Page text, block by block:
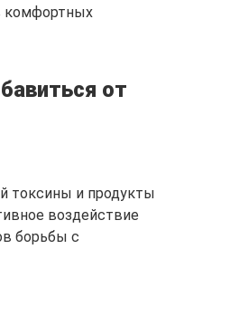
комфортных
от
токсины и продукты
воздействие
борьбы с